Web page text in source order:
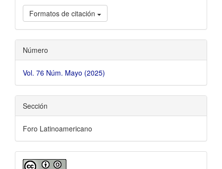
Formatos de citación
Número
Vol. 76 Núm. Mayo (2025)
Sección
Foro Latinoamericano